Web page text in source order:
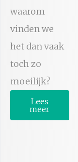
waarom
vinden we
het dan vaak
toch zo
moeilijk?
Lees
meer